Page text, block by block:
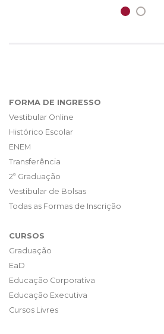
FORMA DE INGRESSO
Vestibular Online
Histórico Escolar
ENEM
Transferência
2ª Graduação
Vestibular de Bolsas
Todas as Formas de Inscrição
CURSOS
Graduação
EaD
Educação Corporativa
Educação Executiva
Cursos Livres